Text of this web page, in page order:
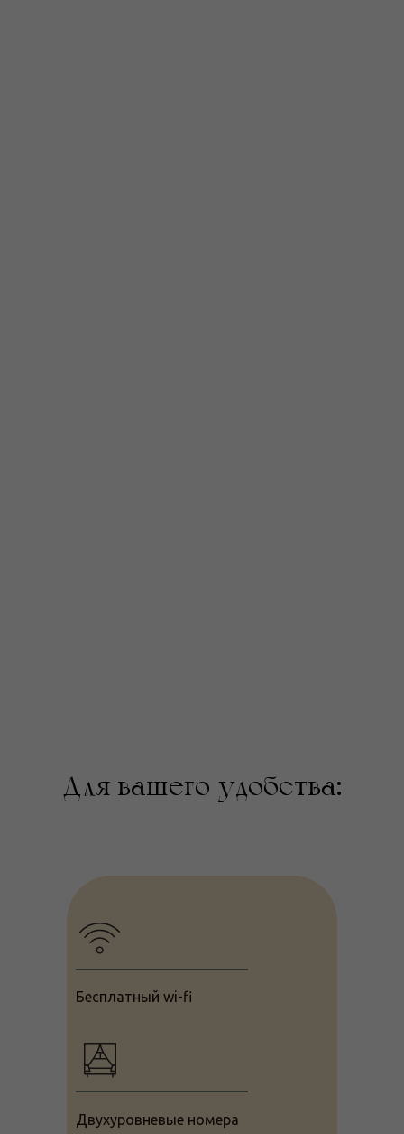
Для вашего удобства:
Двухуровневые номера
Бесплатный wi-fi